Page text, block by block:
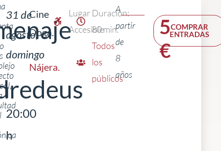
31 de
agosto,
domingo
|
20:00
h
Cine
Doga.
Nájera.
Lugar
Accesible
Duración:
80 min.
Todos
los
públicos
A
partir
de
8
años
5
€
COMPRAR
ENTRADAS